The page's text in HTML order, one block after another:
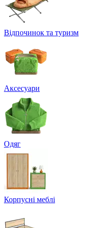
Відпочинок та туризм
Аксесуари
Одяг
Корпусні меблі